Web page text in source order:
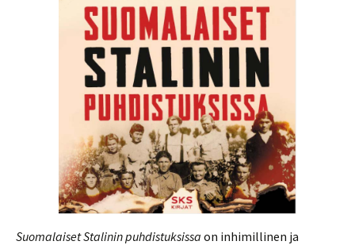
Suomalaiset Stalinin puhdistuksissa on inhimillinen ja